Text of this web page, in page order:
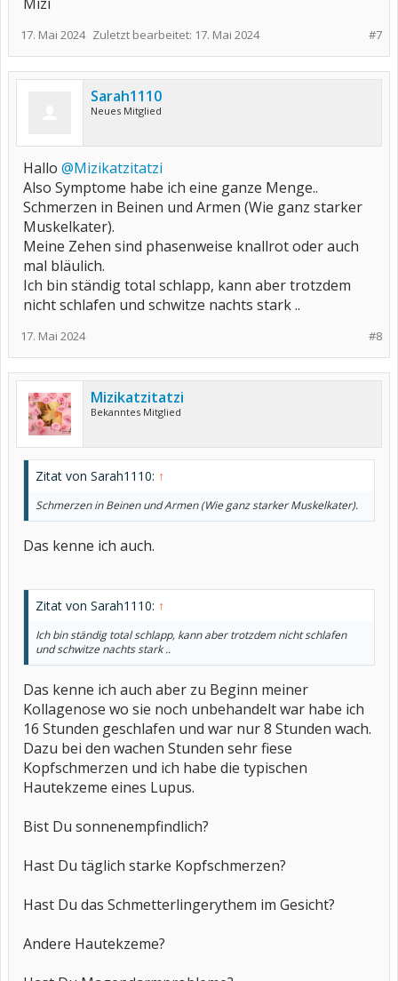
#7
17. Mai 2024 Zuletzt bearbeitet: 17. Mai 2024
Sarah1110
Neues Mitglied
Hallo @Mizikatzitatzi
Also Symptome habe ich eine ganze Menge..
Schmerzen in Beinen und Armen (Wie ganz starker
Muskelkater).
Meine Zehen sind phasenweise knallrot oder auch
mal bläulich.
Ich bin ständig total schlapp, kann aber trotzdem
nicht schlafen und schwitze nachts stark ..
#8
17. Mai 2024
Mizikatzitatzi
Bekanntes Mitglied
Zitat von Sarah1110: ↑
Schmerzen in Beinen und Armen (Wie ganz starker Muskelkater).
Das kenne ich auch.
Zitat von Sarah1110: ↑
Ich bin ständig total schlapp, kann aber trotzdem nicht schlafen
und schwitze nachts stark ..
Das kenne ich auch aber zu Beginn meiner
Kollagenose wo sie noch unbehandelt war habe ich
16 Stunden geschlafen und war nur 8 Stunden wach.
Dazu bei den wachen Stunden sehr fiese
Kopfschmerzen und ich habe die typischen
Hautekzeme eines Lupus.
Bist Du sonnenempfindlich?
Hast Du täglich starke Kopfschmerzen?
Hast Du das Schmetterlingerythem im Gesicht?
Andere Hautekzeme?